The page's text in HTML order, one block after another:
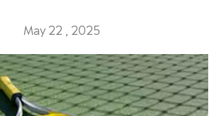
May 22 , 2025